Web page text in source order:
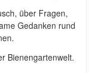
über Fragen,
Gedanken rund
Bienengartenwelt.